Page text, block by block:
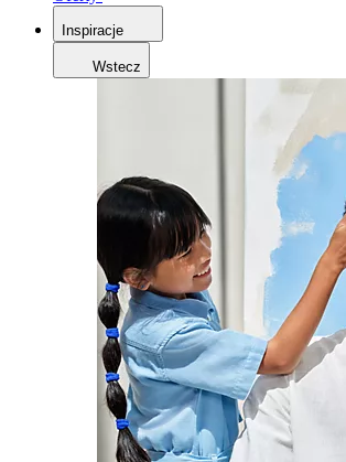
Inspiracje
Wstecz